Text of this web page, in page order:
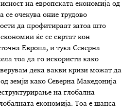
на европската економија од
се очекува оние трудово
да профитираат затоа што
ќе се свртат кон
Европа, и тука Северна
тоа да го искористи како
дека вакви кризи можат да
земји како Северна Македонија
на глобална
економија. Тоа е шанса